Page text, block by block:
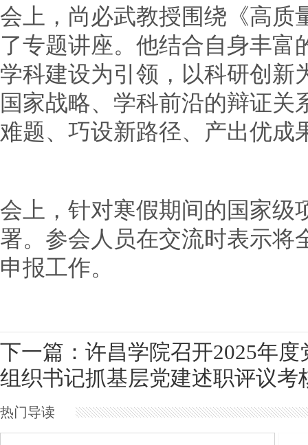
会上，尚必武教授围绕《高质
了专题讲座。他结合自身丰富
学科建设为引领，以科研创新
国家战略、学科前沿的辩证关
难题、巧设新路径、产出优成
会上，针对寒假期间的国家级
署。参会人员在交流时表示将
申报工作。
下一篇：许昌学院召开2025年度
组织书记抓基层党建述职评议考
热门导读